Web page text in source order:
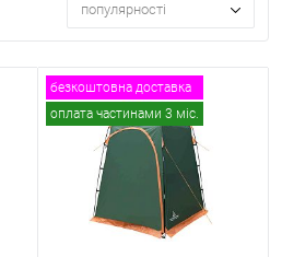
популярності
безкоштовна доставка
оплата частинами 3 міс.